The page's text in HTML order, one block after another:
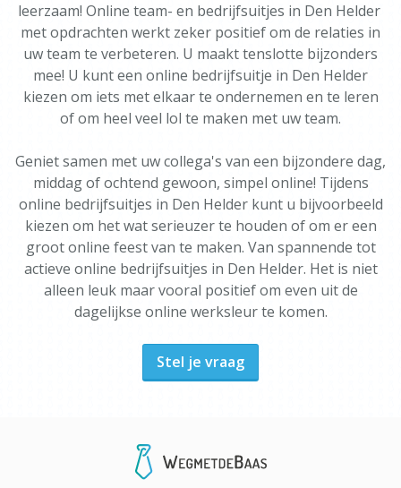
leerzaam! Online team- en bedrijfsuitjes in Den Helder
met opdrachten werkt zeker positief om de relaties in
uw team te verbeteren. U maakt tenslotte bijzonders
mee! U kunt een online bedrijfsuitje in Den Helder
kiezen om iets met elkaar te ondernemen en te leren
of om heel veel lol te maken met uw team.
Geniet samen met uw collega's van een bijzondere dag,
middag of ochtend gewoon, simpel online! Tijdens
online bedrijfsuitjes in Den Helder kunt u bijvoorbeeld
kiezen om het wat serieuzer te houden of om er een
groot online feest van te maken. Van spannende tot
actieve online bedrijfsuitjes in Den Helder. Het is niet
alleen leuk maar vooral positief om even uit de
dagelijkse online werksleur te komen.
Stel je vraag